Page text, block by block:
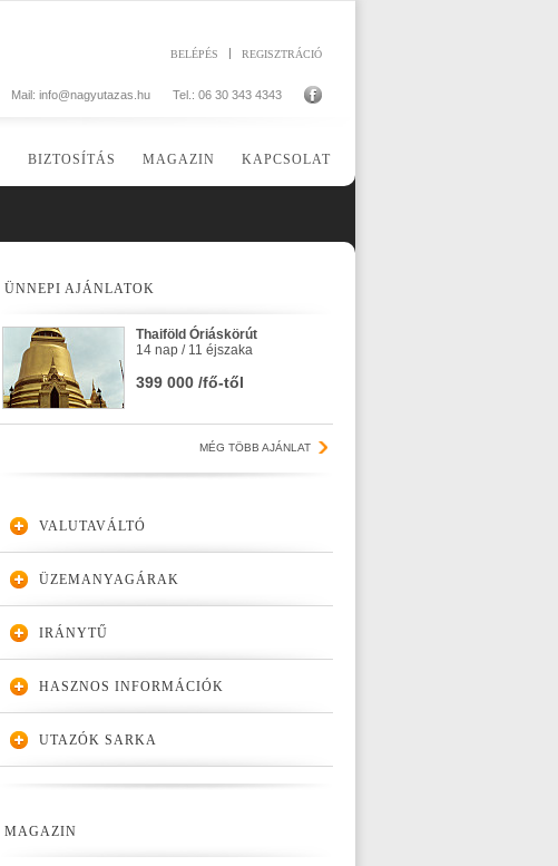
REGISZTRÁCIÓ
BELÉPÉS
Tel.: 06 30 343 4343
Mail: info@nagyutazas.hu
BIZTOSÍTÁS MAGAZIN KAPCSOLAT
ÜNNEPI AJÁNLATOK
Thaiföld Óriáskörút
14 nap / 11 éjszaka
399 000 /fő-től
MÉG TÖBB AJÁNLAT
VALUTAVÁLTÓ
ÜZEMANYAGÁRAK
IRÁNYTŰ
HASZNOS INFORMÁCIÓK
UTAZÓK SARKA
MAGAZIN